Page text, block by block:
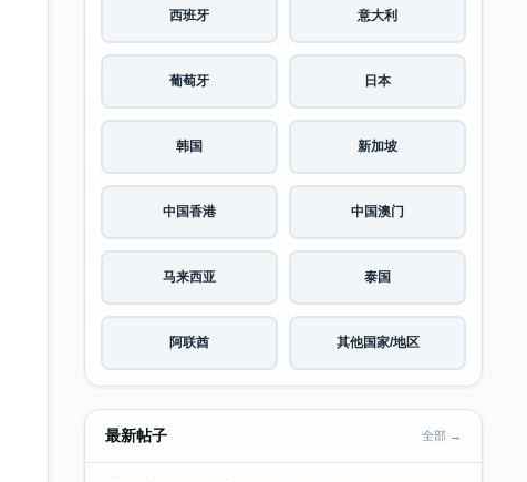
西班牙 意大利
葡萄牙 日本
韩国 新加坡
中国香港 中国澳门
马来西亚 泰国
阿联酋 其他国家/地区
最新帖子 全部 →